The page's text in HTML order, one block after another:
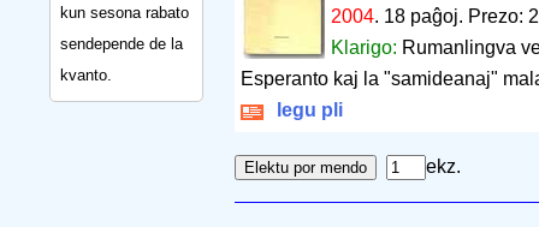
kun sesona rabato
sendepende de la
kvanto.
2004. 18 paĝoj. Prezo:
Klarigo: Rumanlingva
Esperanto kaj la "samideanaj"
legu pli
ekz.